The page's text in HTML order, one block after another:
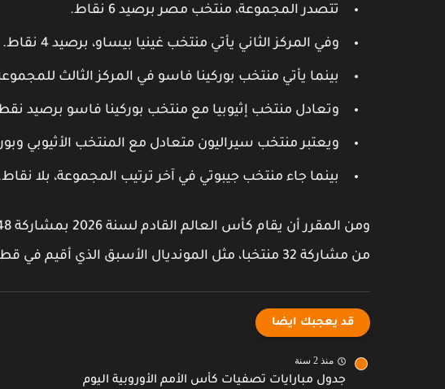
تتصدر المجموعة، منتخب مصر برصيد 6 نقاط.
وفي المركز الثاني يأتي منتخب غينيا بيساو، برصيد 4 نقاط.
بينما يأتي منتخب بوركينا فاسو في المركز الثالث
وتعادل منتخب إثيوبيا مع منتخب بوركينا فاسو برصيد
ويعتبر منتخب سيراليون متعادل مع المنتخب الأثيوبي
بينما جاء منتخب جيبوتي في آخر ترتيب المجموعة، بلا
من مشاركة 32 منتخبا، مثل المونديال الأسبق الذي أقيم في قطر العام السابق.
قد يعجبك ايضا
منذ 2 سنة
جدول مبارايات تصفيات كأس الأمم الأوروبية اليوم